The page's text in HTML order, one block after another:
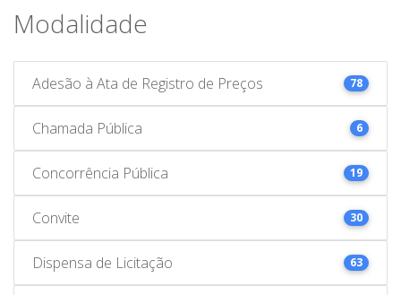
Modalidade
Adesão à Ata de Registro de Preços 78
Chamada Pública 6
Concorrência Pública 19
Convite 30
Dispensa de Licitação 63